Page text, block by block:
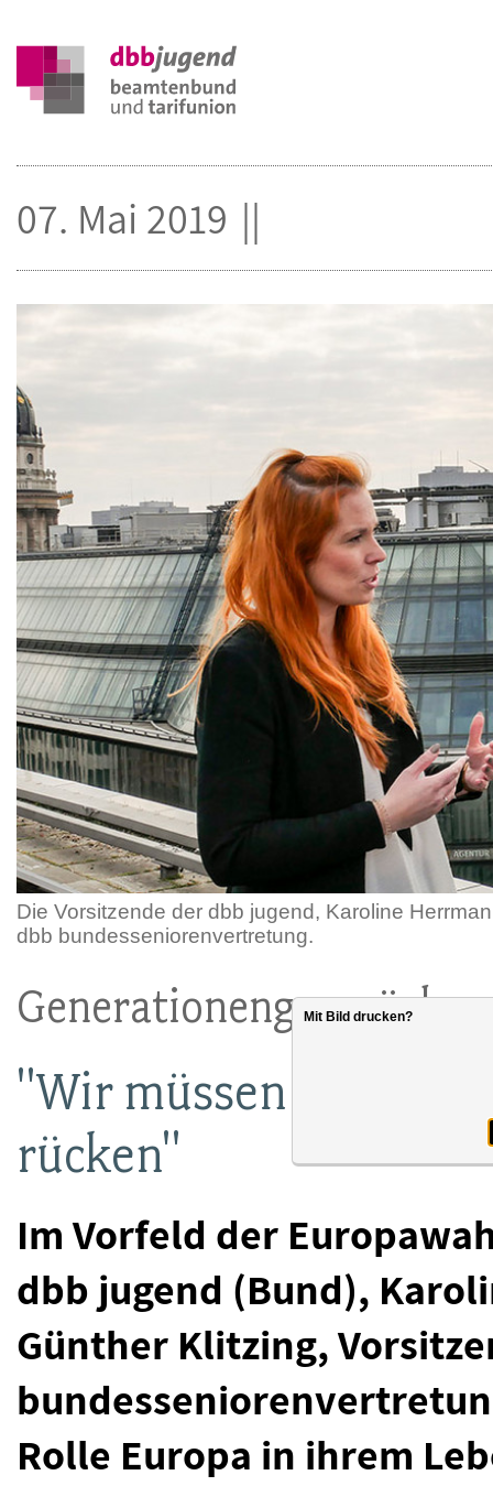
Die Vorsitzende der dbb jugend, Karoline
dbb bundesseniorenvertretung.
Generationengespräch
"Wir müssen Europa
rücken"
Im Vorfeld der
dbb jugend (Bund),
Günther Klitzing,
Rolle Europa in ihrem
07. Mai 2019
Mit Bild drucken?